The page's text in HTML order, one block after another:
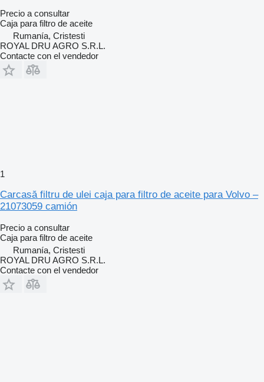
Precio a consultar
Caja para filtro de aceite
Rumanía, Cristesti
ROYAL DRU AGRO S.R.L.
Contacte con el vendedor
1
Carcasă filtru de ulei caja para filtro de aceite para Volvo –
21073059 camión
Precio a consultar
Caja para filtro de aceite
Rumanía, Cristesti
ROYAL DRU AGRO S.R.L.
Contacte con el vendedor